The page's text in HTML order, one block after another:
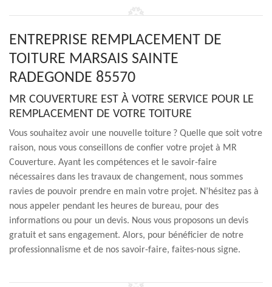
ENTREPRISE REMPLACEMENT DE
TOITURE MARSAIS SAINTE
RADEGONDE 85570
MR COUVERTURE EST À VOTRE SERVICE POUR LE
REMPLACEMENT DE VOTRE TOITURE
Vous souhaitez avoir une nouvelle toiture ? Quelle que soit votre
raison, nous vous conseillons de confier votre projet à MR
Couverture. Ayant les compétences et le savoir-faire
nécessaires dans les travaux de changement, nous sommes
ravies de pouvoir prendre en main votre projet. N’hésitez pas à
nous appeler pendant les heures de bureau, pour des
informations ou pour un devis. Nous vous proposons un devis
gratuit et sans engagement. Alors, pour bénéficier de notre
professionnalisme et de nos savoir-faire, faites-nous signe.